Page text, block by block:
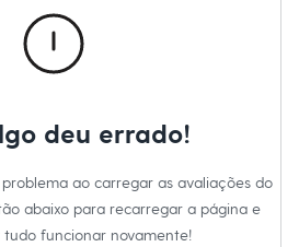
deu errado!
ao carregar as avaliações do
abaixo para recarregar a página e
tudo funcionar novamente!